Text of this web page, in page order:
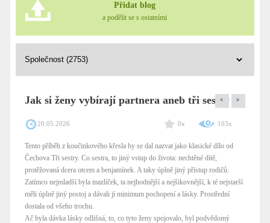
Přidat blog
a podělit se s ostatními
Jak si ženy vybírají partnera aneb tři sestry
< >
20.05.2026 0x 103x
Tento příběh z koučinkového křesla by se dal nazvat jako klasické dílo od
Čechova Tři sestry. Co sestra, to jiný vstup do života: nechtěné dítě,
protěžovaná dcera otcem a benjamínek. A taky úplně jiný přístup rodičů.
Zatímco nejmladší byla mazlíček, ta nejhodnější a nejšikovnější, k té nejstarší
měli úplně jiný postoj a dávali jí minimum pochopení a lásky. Prostřední
dostala od všeho trochu.
Ač byla dávka lásky odlišná, to, co tyto ženy spojovalo, byl podvědomý